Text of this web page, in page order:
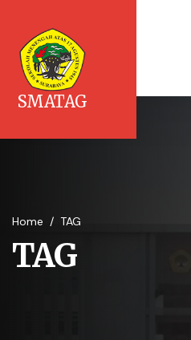
SMATAG
Home / TAG
TAG